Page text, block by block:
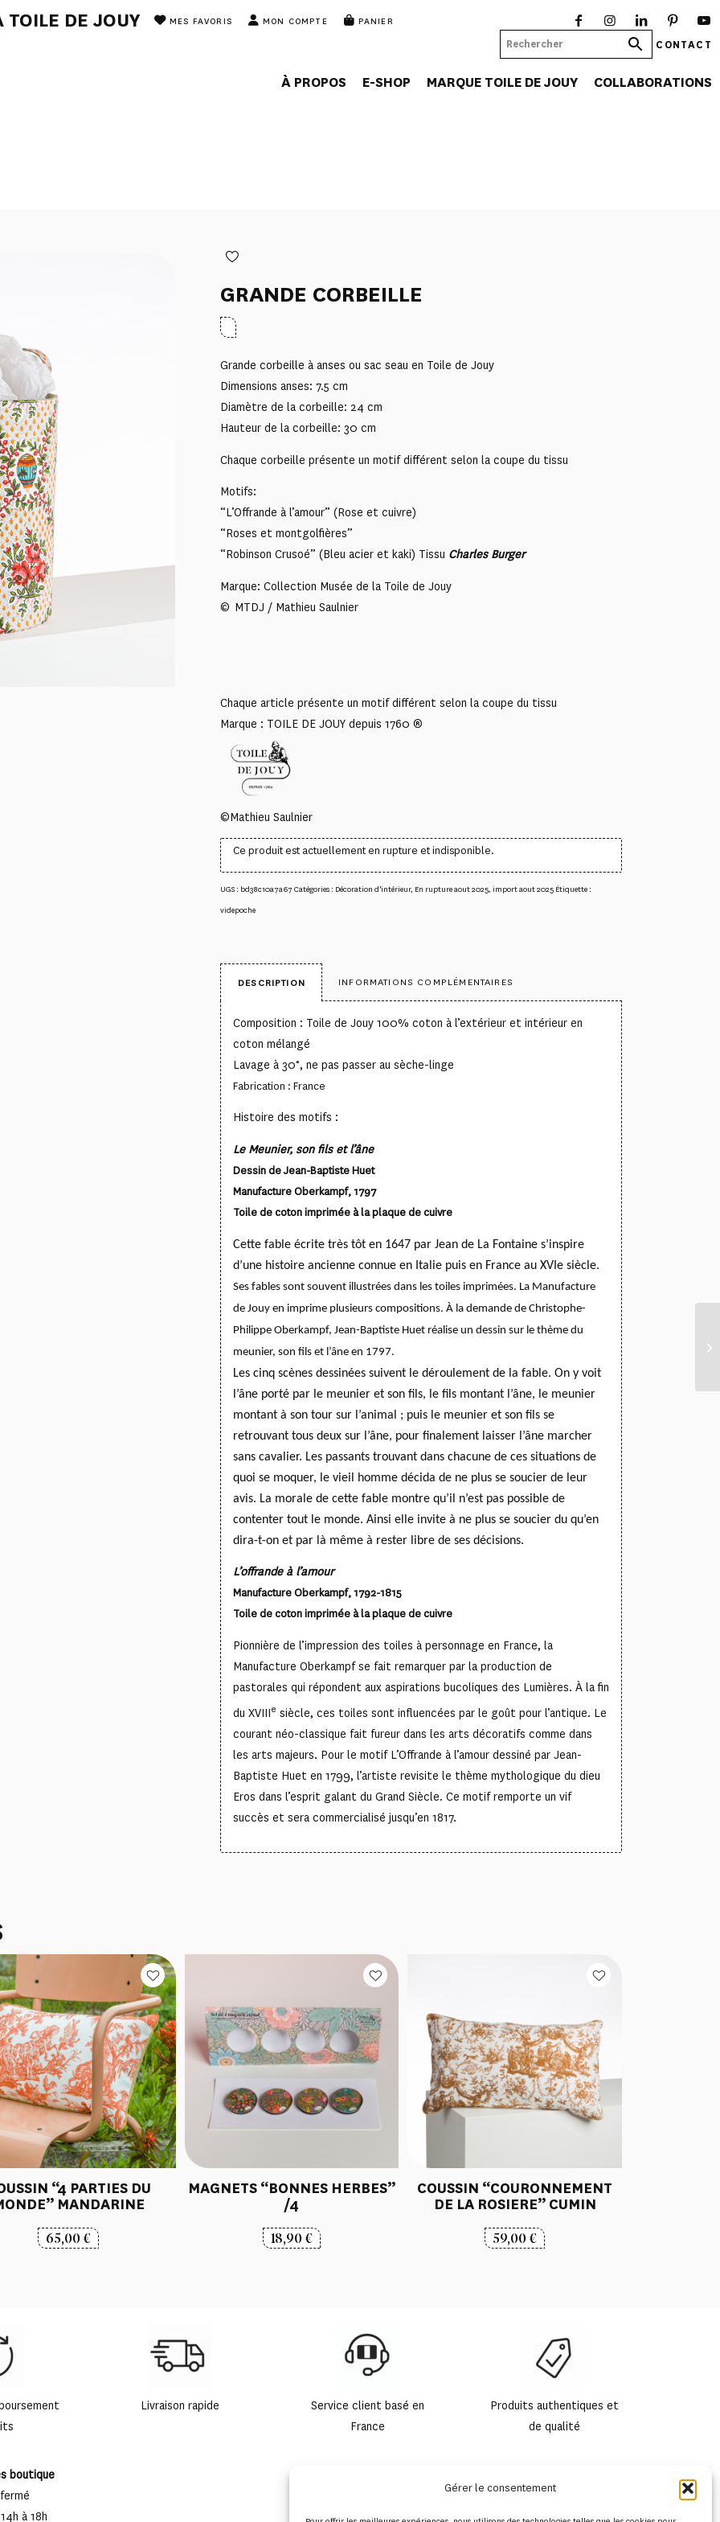
Gérer le consentement
TOILE DE JOUY MES FAVORIS MON COMPTE PANIER
CONTACT
À PROPOS E-SHOP MARQUE TOILE DE JOUY COLLABORATIONS
GRANDE CORBEILLE
Grande corbeille à anses ou sac seau en Toile de Jouy
Dimensions anses: 7.5 cm
Diamètre de la corbeille: 24 cm
Hauteur de la corbeille: 30 cm
Chaque corbeille présente un motif différent selon la coupe du tissu
Motifs:
“L’Offrande à l’amour” (Rose et cuivre)
“Roses et montgolfières”
“Robinson Crusoé” (Bleu acier et kaki) Tissu Charles Burger
Marque: Collection Musée de la Toile de Jouy
© MTDJ / Mathieu Saulnier
Chaque article présente un motif différent selon la coupe du tissu
Marque : TOILE DE JOUY depuis 1760 ®
©Mathieu Saulnier
Ce produit est actuellement en rupture et indisponible.
UGS : bd38c10a7a67 Catégories : Décoration d'intérieur, En rupture aout 2025, import aout 2025 Étiquette :
videpoche
DESCRIPTION INFORMATIONS COMPLÉMENTAIRES
Composition : Toile de Jouy 100% coton à l’extérieur et intérieur en
coton mélangé
Lavage à 30°, ne pas passer au sèche-linge
Fabrication : France
Histoire des motifs :
Le Meunier, son fils et l’âne
Dessin de Jean-Baptiste Huet
Manufacture Oberkampf, 1797
Toile de coton imprimée à la plaque de cuivre
Cette fable écrite très tôt en 1647 par Jean de La Fontaine s’inspire
d’une histoire ancienne connue en Italie puis en France au XVIe siècle.
Ses fables sont souvent illustrées dans les toiles imprimées. La Manufacture
de Jouy en imprime plusieurs compositions. À la demande de Christophe-
Philippe Oberkampf, Jean-Baptiste Huet réalise un dessin sur le thème du
meunier, son fils et l’âne en 1797.
Les cinq scènes dessinées suivent le déroulement de la fable. On y voit
l’âne porté par le meunier et son fils, le fils montant l’âne, le meunier
montant à son tour sur l’animal ; puis le meunier et son fils se
retrouvant tous deux sur l’âne, pour finalement laisser l’âne marcher
sans cavalier. Les passants trouvant dans chacune de ces situations de
quoi se moquer, le vieil homme décida de ne plus se soucier de leur
avis. La morale de cette fable montre qu’il n’est pas possible de
contenter tout le monde. Ainsi elle invite à ne plus se soucier du qu’en
dira-t-on et par là même à rester libre de ses décisions.
L’offrande à l’amour
Manufacture Oberkampf, 1792-1815
Toile de coton imprimée à la plaque de cuivre
Pionnière de l’impression des toiles à personnage en France, la
Manufacture Oberkampf se fait remarquer par la production de
pastorales qui répondent aux aspirations bucoliques des Lumières. À la fin
du XVIIIe siècle, ces toiles sont influencées par le goût pour l’antique. Le
courant néo-classique fait fureur dans les arts décoratifs comme dans
les arts majeurs. Pour le motif L’Offrande à l’amour dessiné par Jean-
Baptiste Huet en 1799, l’artiste revisite le thème mythologique du dieu
Eros dans l’esprit galant du Grand Siècle. Ce motif remporte un vif
succès et sera commercialisé jusqu’en 1817.
“4 PARTIES DU
MANDARINE
65,00€
MAGNETS “BONNES HERBES”
/4
18,90€
COUSSIN “COURONNEMENT
DE LA ROSIERE” CUMIN
59,00€
Livraison rapide
Service client basé en
France
Produits authentiques et
de qualité
boutique
à 18h